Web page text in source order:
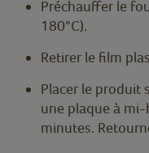
Préchauffer le
180°C).
Retirer le film
Placer le produit
une plaque à
minutes.